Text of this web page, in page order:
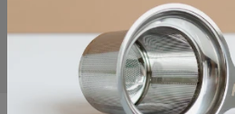
5mn 90°C/194°F